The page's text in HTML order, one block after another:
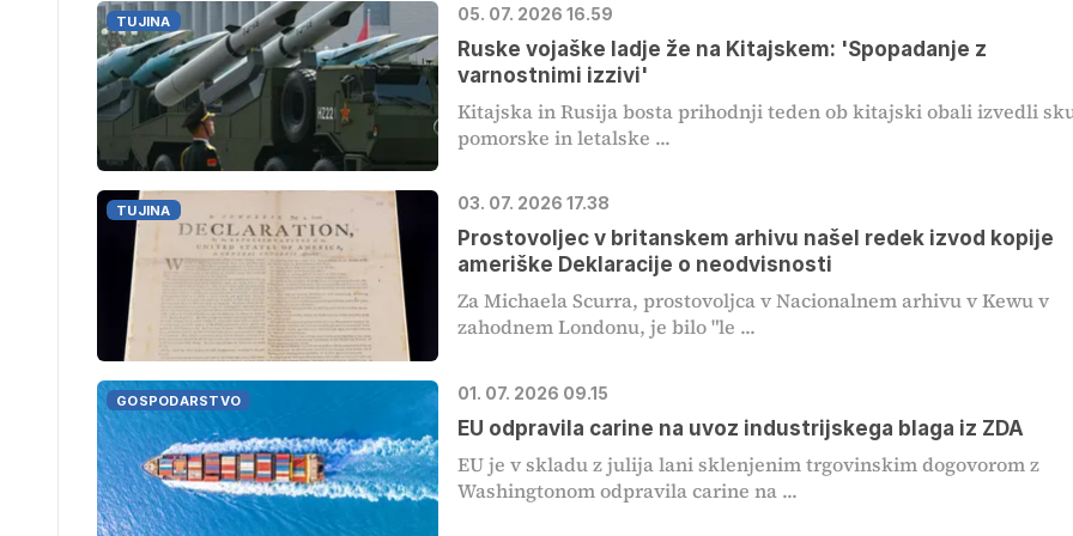
TUJINA 05. 07. 2026 16.59
Ruske vojaške ladje že na Kitajskem: 'Spopadanje z
varnostnimi izzivi'
Kitajska in Rusija bosta prihodnji teden ob kitajski obali izvedli
pomorske in letalske ...
TUJINA 03. 07. 2026 17.38
Prostovoljec v britanskem arhivu našel redek izvod kopije
ameriške Deklaracije o neodvisnosti
Za Michaela Scurra, prostovoljca v Nacionalnem arhivu v Kewu v
zahodnem Londonu, je bilo "le ...
GOSPODARSTVO 01. 07. 2026 09.15
EU odpravila carine na uvoz industrijskega blaga iz ZDA
EU je v skladu z julija lani sklenjenim trgovinskim dogovorom z
Washingtonom odpravila carine na ...